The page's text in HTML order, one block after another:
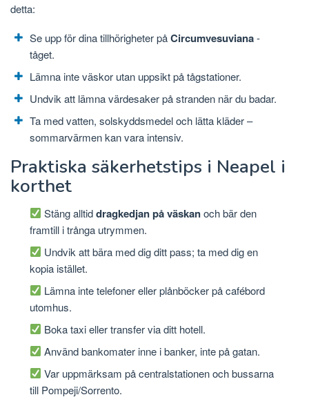
detta:
Se upp för dina tillhörigheter påCircumvesuviana-
tåget.
Lämna inte väskor utan uppsikt på tågstationer.
Undvik att lämna värdesaker på stranden när du badar.
Ta med vatten, solskyddsmedel och lätta kläder –
sommarvärmen kan vara intensiv.
Praktiska säkerhetstips i Neapel i
korthet
Stäng alltiddragkedjan på väskanoch bär den
framtill i trånga utrymmen.
Undvik att bära med dig ditt pass; ta med dig en
kopia istället.
Lämna inte telefoner eller plånböcker på cafébord
utomhus.
Boka taxi eller transfer via ditt hotell.
Använd bankomater inne i banker, inte på gatan.
Var uppmärksam på centralstationen och bussarna
till Pompeji/Sorrento.